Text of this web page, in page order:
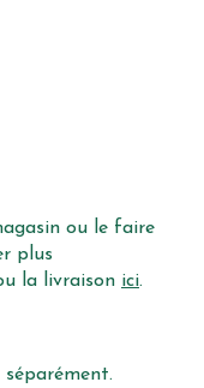
ou le faire
plus
la livraison ici.